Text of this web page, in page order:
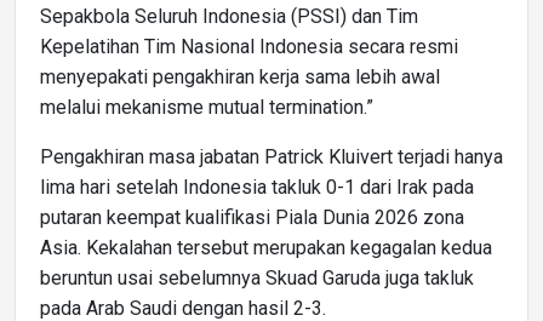
Sepakbola Seluruh Indonesia (PSSI) dan Tim
Kepelatihan Tim Nasional Indonesia secara resmi
menyepakati pengakhiran kerja sama lebih awal
melalui mekanisme mutual termination.”
Pengakhiran masa jabatan Patrick Kluivert terjadi hanya
lima hari setelah Indonesia takluk 0-1 dari Irak pada
putaran keempat kualifikasi Piala Dunia 2026 zona
Asia. Kekalahan tersebut merupakan kegagalan kedua
beruntun usai sebelumnya Skuad Garuda juga takluk
pada Arab Saudi dengan hasil 2-3.